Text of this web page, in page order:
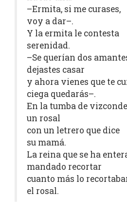
–Ermita, si me
voy a dar–.
Y la ermita le
serenidad.
–Se querían dos
dejastes casar
y ahora vienes que te
ciega quedarás–.
En la tumba de
un rosal
con un letrero que
su mamá.
La reina que se ha
mandado recortar
cuanto más lo
el rosal.